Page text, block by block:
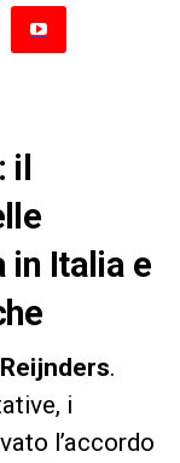
il
in Italia e
Reijnders.
i
l’accordo